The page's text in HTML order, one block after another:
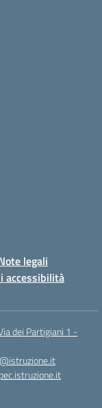
legali
accessibilità
dei Partigiani 1 -